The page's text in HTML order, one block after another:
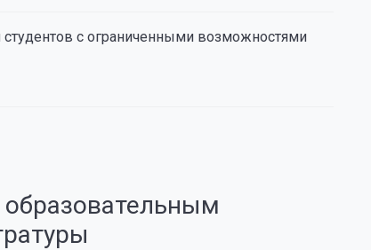
с ограниченными возможностями
образовательным